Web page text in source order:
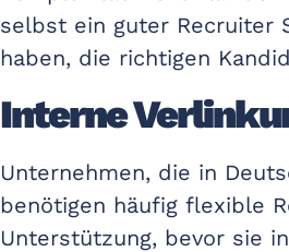
selbst ein guter Recruiter
haben, die richtigen
Interne
Unternehmen, die in
benötigen häufig flexible
Unterstützung, bevor sie